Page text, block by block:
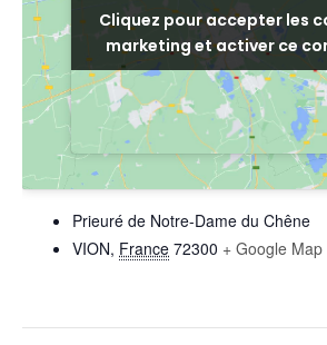
LIEU
Prieuré de Notre-Dame du Chêne
VION, France 72300 + Google Map
Cliquez pour accepter les
marketing et activer ce
Cliquez pour accepter les
marketing et activer ce